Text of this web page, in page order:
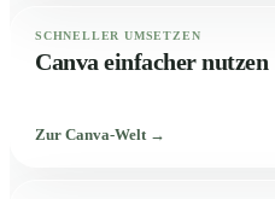
SCHNELLER UMSETZEN
Canva einfacher nutzen
Zur Canva-Welt →